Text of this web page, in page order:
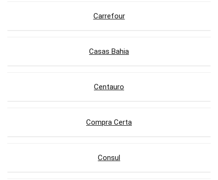
Carrefour
Casas Bahia
Centauro
Compra Certa
Consul